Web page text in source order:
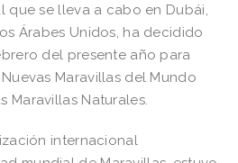
que se lleva a cabo en Dubái,
Árabes Unidos, ha decidido
del presente año para
Maravillas del Mundo
Maravillas Naturales.
internacional